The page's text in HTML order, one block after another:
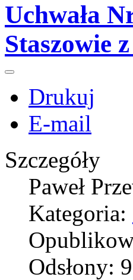
Uchwała
Staszowie
Drukuj
E-mail
Szczegóły
Paweł
Kategoria:
Odsłony: